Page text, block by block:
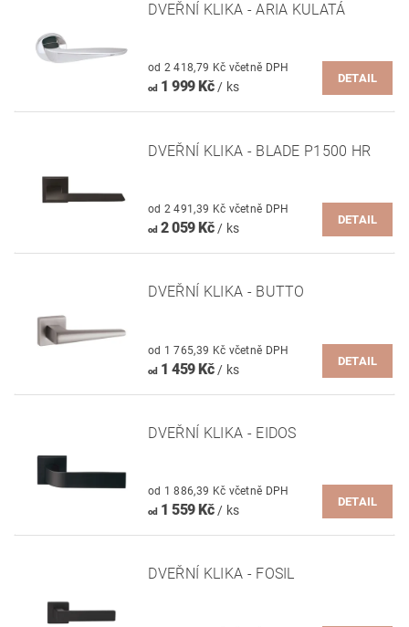
DVEŘNÍ KLIKA - ARIA KULATÁ
od 2 418,79 Kč včetně DPH
od1 999 Kč/ ks
DETAIL
DVEŘNÍ KLIKA - BLADE P1500 HR
od 2 491,39 Kč včetně DPH
od2 059 Kč / ks
DETAIL
DVEŘNÍ KLIKA - BUTTO
od 1 765,39 Kč včetně DPH
od1 459 Kč / ks
DETAIL
DVEŘNÍ KLIKA - EIDOS
od 1 886,39 Kč včetně DPH
od1 559 Kč/ ks
DETAIL
DVEŘNÍ KLIKA - FOSIL